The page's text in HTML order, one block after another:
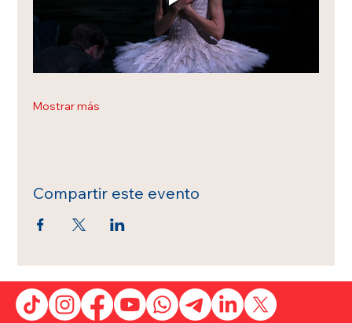
Mostrar más
Compartir este evento